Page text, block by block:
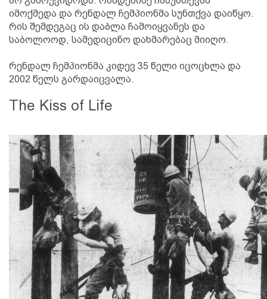
იმოქმედა და რენდალ ჩემპიონმა სუნთქვა დაიწყო.
რის შემდეგაც ის დაბლა ჩამოიყვანეს და
საბოლოოდ, სამედიცინო დახმარებაც მიიღო.
რენდალ ჩემპიონმა კიდევ 35 წელი იცოცხლა და
2002 წელს გარდაიცვალა.
The Kiss of Life